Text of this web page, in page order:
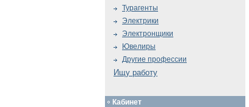
Турагенты
Электрики
Электронщики
Ювелиры
Другие профессии
Ищу работу
Кабинет